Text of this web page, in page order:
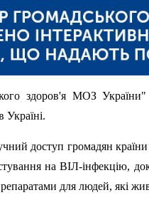
здоров'я МОЗ України"
Україні.
доступ громадян країни
на ВІЛ-інфекцію,
для людей, які